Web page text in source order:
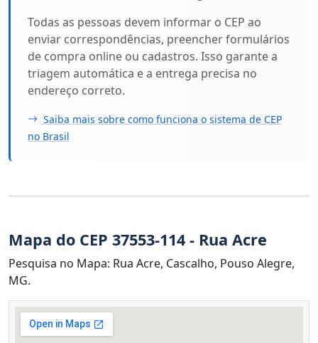
Todas as pessoas devem informar o CEP ao
enviar correspondências, preencher formulários
de compra online ou cadastros. Isso garante a
triagem automática e a entrega precisa no
endereço correto.
Saiba mais sobre como funciona o sistema de CEP
no Brasil
Mapa do CEP 37553-114 - Rua Acre
Pesquisa no Mapa: Rua Acre, Cascalho, Pouso Alegre,
MG.